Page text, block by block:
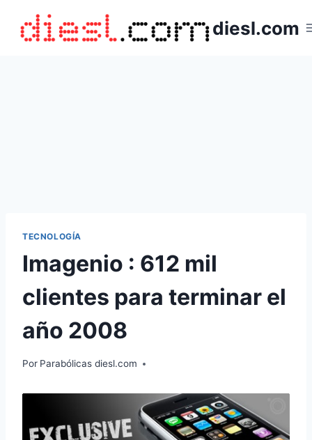
contenido
diesl.com
TECNOLOGÍA
Imagenio : 612 mil
clientes para terminar el
año 2008
Por Parabólicas diesl.com